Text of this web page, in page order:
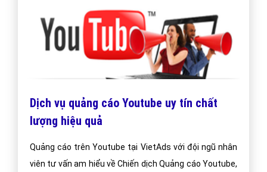
Dịch vụ quảng cáo Youtube uy tín chất
lượng hiệu quả
Quảng cáo trên Youtube tại VietAds với đội ngũ nhân
viên tư vấn am hiểu về Chiến dịch Quảng cáo Youtube,